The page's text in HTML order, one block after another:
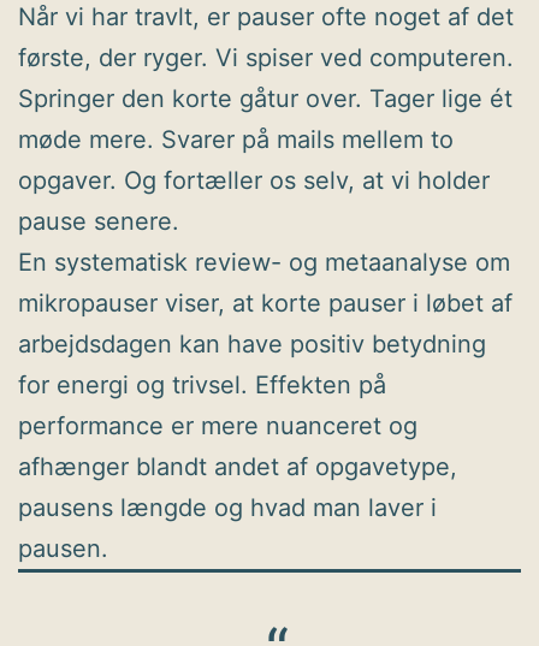
Når vi har travlt, er pauser ofte noget af det
første, der ryger. Vi spiser ved computeren.
Springer den korte gåtur over. Tager lige ét
møde mere. Svarer på mails mellem to
opgaver. Og fortæller os selv, at vi holder
pause senere.
En systematisk review- og metaanalyse om
mikropauser viser, at korte pauser i løbet af
arbejdsdagen kan have positiv betydning
for energi og trivsel. Effekten på
performance er mere nuanceret og
afhænger blandt andet af opgavetype,
pausens længde og hvad man laver i
pausen.